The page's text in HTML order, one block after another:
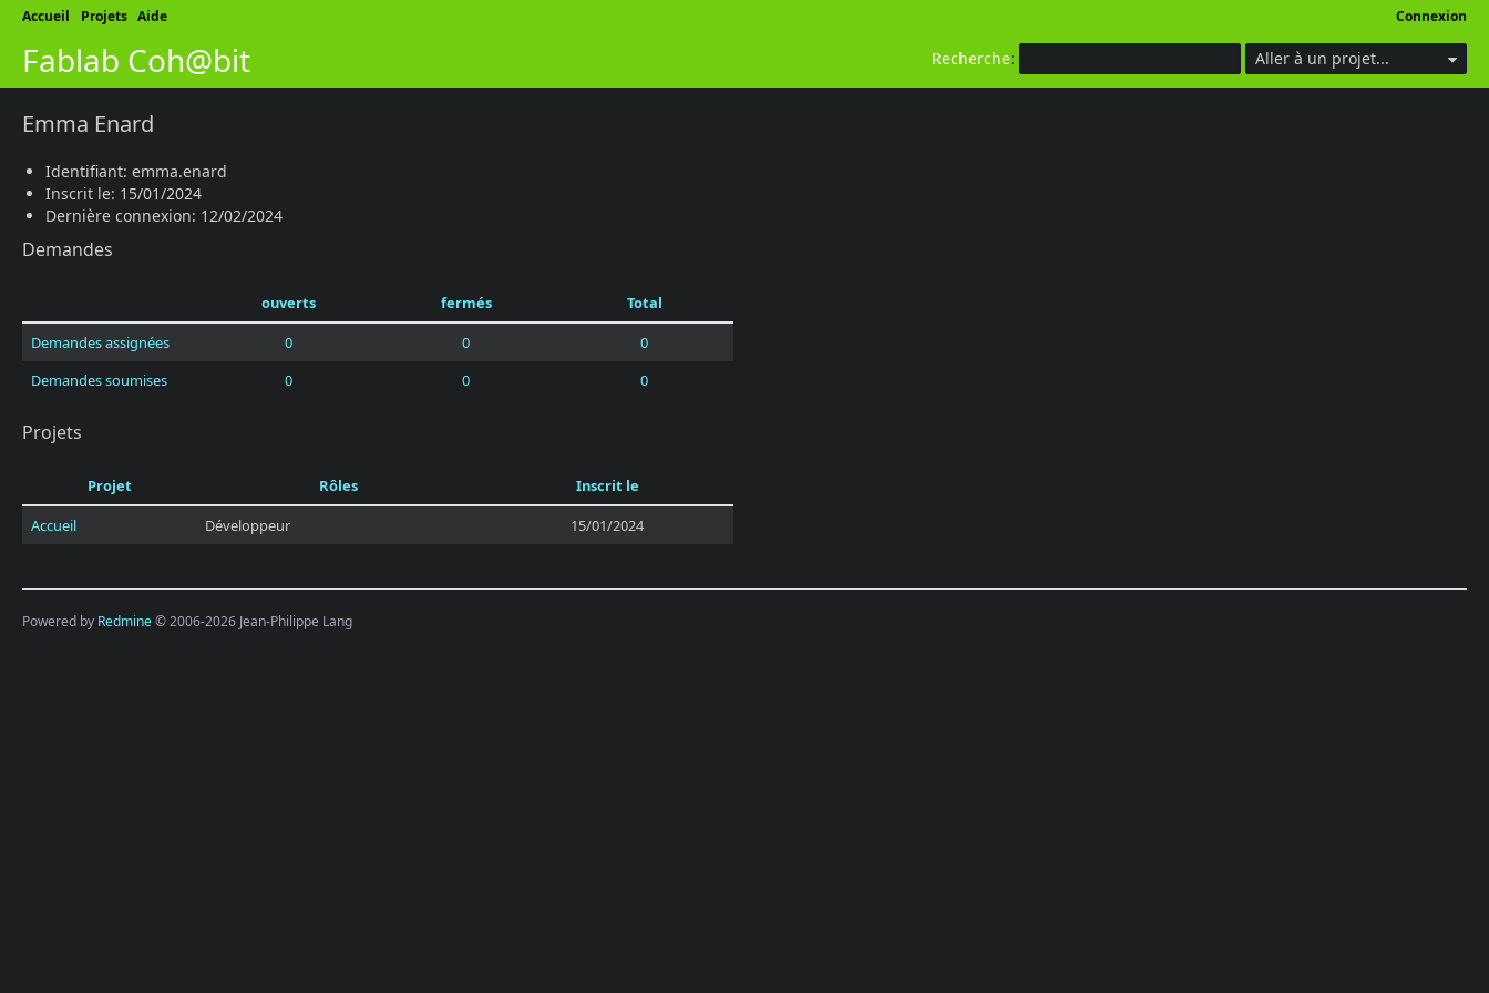
Connexion
Accueil Projets Aide
Recherche: Aller à un projet...
Fablab Coh@bit
Emma Enard
Identifiant: emma.enard
Inscrit le: 15/01/2024
Dernière connexion: 12/02/2024
Demandes
ouverts fermés
Total
Demandes assignées
0 0
0
Demandes soumises
0 0 0
Projets
Projet Rôles
Inscrit le
Accueil
Développeur 15/01/2024
Powered by Redmine© 2006-2026 Jean-Philippe Lang